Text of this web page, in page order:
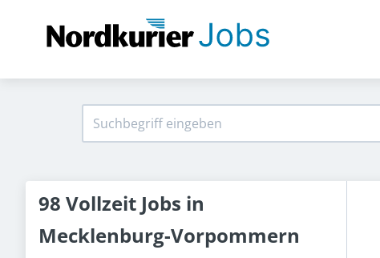
98 Vollzeit Jobs in
Mecklenburg-Vorpommern